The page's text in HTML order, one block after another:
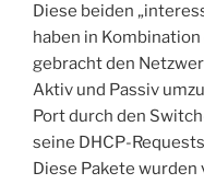
Diese beiden
haben in
gebracht den
Aktiv und Passiv
Port durch den
seine DHCP-
Diese Pakete wurden